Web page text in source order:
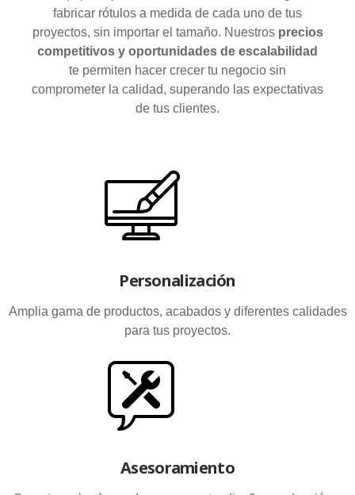
fabricar rótulos a medida de cada uno de tus
proyectos, sin importar el tamaño. Nuestros precios
competitivos y oportunidades de escalabilidad
te permiten hacer crecer tu negocio sin
comprometer la calidad, superando las expectativas
de tus clientes.
Personalización
Amplia gama de productos, acabados y diferentes calidades
para tus proyectos.
Asesoramiento